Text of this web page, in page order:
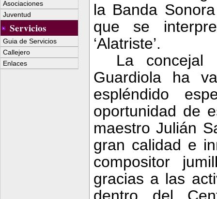
Asociaciones
Juventud
Servicios
Guia de Servicios
Callejero
Enlaces
la Banda Sonora
que se
‘Alatriste’.
La concejal
Guardiola ha
espléndido
oportunidad de
maestro Julián
gran calidad e
compositor
gracias a las